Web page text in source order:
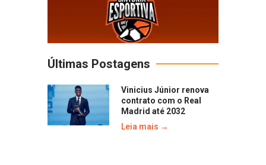
Últimas Postagens
Vinicius Júnior renova
contrato com o Real
Madrid até 2032
Leia mais →